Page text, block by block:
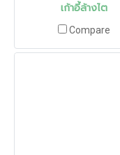
เก้าอี้ล้างไต
Compare